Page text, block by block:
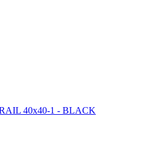
40x40-1 - BLACK